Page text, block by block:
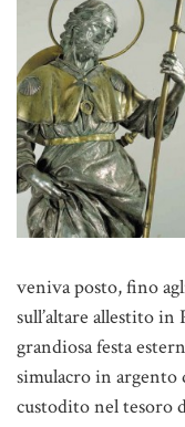
veniva posto, fino
sull’altare allestito in
grandiosa festa
simulacro in
custodito nel tesoro